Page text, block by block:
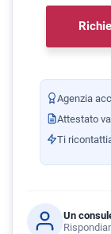
Agenzia
Attestato
Ti
Un